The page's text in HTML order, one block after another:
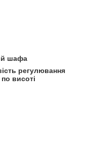
шафа
регулювання
висоті